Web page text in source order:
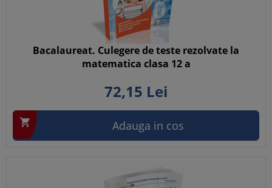
Bacalaureat. Culegere de teste rezolvate la
matematica clasa 12 a
72,15 Lei
 Adauga in cos